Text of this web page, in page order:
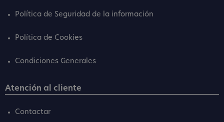
Política de Seguridad de la información
Política de Cookies
Condiciones Generales
Atención al cliente
Contactar